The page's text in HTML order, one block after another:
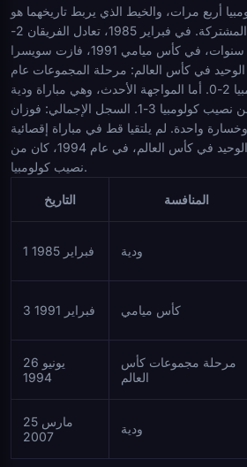
أربع مرات، والخيط الذي يربط تاريخهما هو
الهوامش الضيقة والأهداف المشتركة. في فبراير 1985، تعادل الفريقان 2-
2 في مباراة ودية. بعد ست سنوات، في كأس ميامي 1991، فازت سويسرا
الوحيد في كأس العالم: مرحلة المجموعات عام
1994، حيث فازت كولومبيا 2-0. أما المواجهة الأحدث، وهي مباراة ودية
عام 2007، فقد كانت من نصيب كولومبيا 3-1. السجل الإجمالي: فوزان
وخسارة واحدة. لم يلتقيا قط في مباراة إقصائية
في كأس العالم. لقاؤهما الوحيد في كأس العالم، في عام 1994، كان من
نصيب كولومبيا.
التاريخ المنافسة
1 فبراير 1985 ودية
3 فبراير 1991 كأس ميامي
26 يونيو
1994
مرحلة مجموعات كأس
العالم
25 مارس
2007
ودية